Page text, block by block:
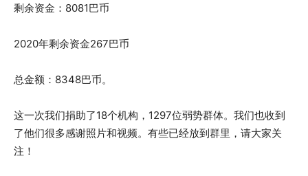
剩余资金：8081巴币
2020年剩余资金267巴币
总金额：8348巴币。
这一次我们捐助了18个机构，1297位弱势群体。我们也收到
了他们很多感谢照片和视频。有些已经放到群里，请大家关
注！